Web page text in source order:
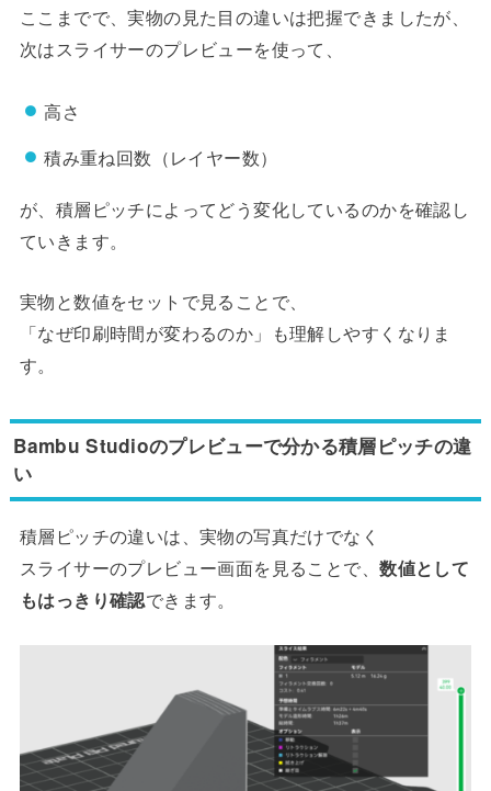
ここまでで、実物の見た目の違いは把握できましたが、
次はスライサーのプレビューを使って、
高さ
積み重ね回数（レイヤー数）
が、積層ピッチによってどう変化しているのかを確認し
ていきます。
実物と数値をセットで見ることで、
「なぜ印刷時間が変わるのか」も理解しやすくなりま
す。
Bambu Studioのプレビューで分かる積層ピッチの違
い
積層ピッチの違いは、実物の写真だけでなく
スライサーのプレビュー画面を見ることで、数値として
もはっきり確認できます。